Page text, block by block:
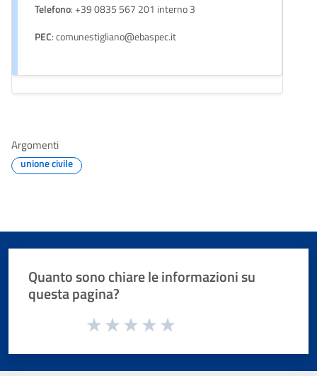
Telefono: +39 0835 567 201 interno 3
PEC: comunestigliano@ebaspec.it
Argomenti
unione civile
Quanto sono chiare le informazioni su
questa pagina?
Valuta da 1 a 5 stelle la pagina